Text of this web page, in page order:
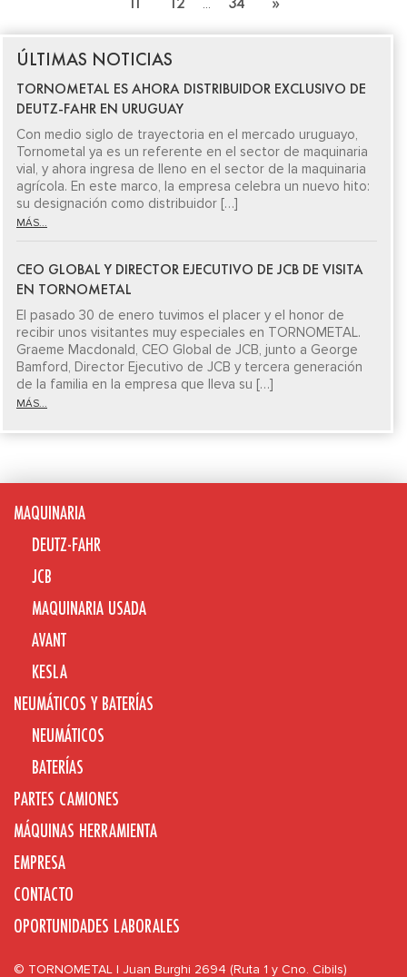
…
ÚLTIMAS NOTICIAS
TORNOMETAL ES AHORA DISTRIBUIDOR EXCLUSIVO DE
DEUTZ-FAHR EN URUGUAY
Con medio siglo de trayectoria en el mercado uruguayo,
Tornometal ya es un referente en el sector de maquinaria
vial, y ahora ingresa de lleno en el sector de la maquinaria
agrícola. En este marco, la empresa celebra un nuevo hito:
su designación como distribuidor […]
MÁS...
CEO GLOBAL Y DIRECTOR EJECUTIVO DE JCB DE VISITA
EN TORNOMETAL
El pasado 30 de enero tuvimos el placer y el honor de
recibir unos visitantes muy especiales en TORNOMETAL.
Graeme Macdonald, CEO Global de JCB, junto a George
Bamford, Director Ejecutivo de JCB y tercera generación
de la familia en la empresa que lleva su […]
MÁS...
MAQUINARIA
DEUTZ-FAHR
JCB
MAQUINARIA USADA
AVANT
KESLA
NEUMÁTICOS Y BATERÍAS
NEUMÁTICOS
BATERÍAS
PARTES CAMIONES
MÁQUINAS HERRAMIENTA
EMPRESA
CONTACTO
OPORTUNIDADES LABORALES
© TORNOMETAL | Juan Burghi 2694 (Ruta 1 y Cno. Cibils)